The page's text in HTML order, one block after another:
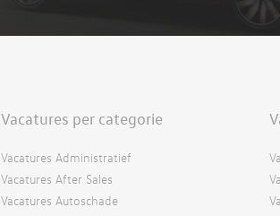
Vacatures per categorie
Vacatures Administratief
Vacatures After Sales
Vacatures Autoschade